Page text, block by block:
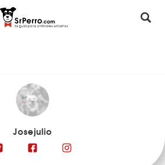
Josejulio